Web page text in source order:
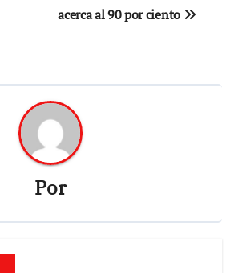
acerca al 90 por ciento
Por